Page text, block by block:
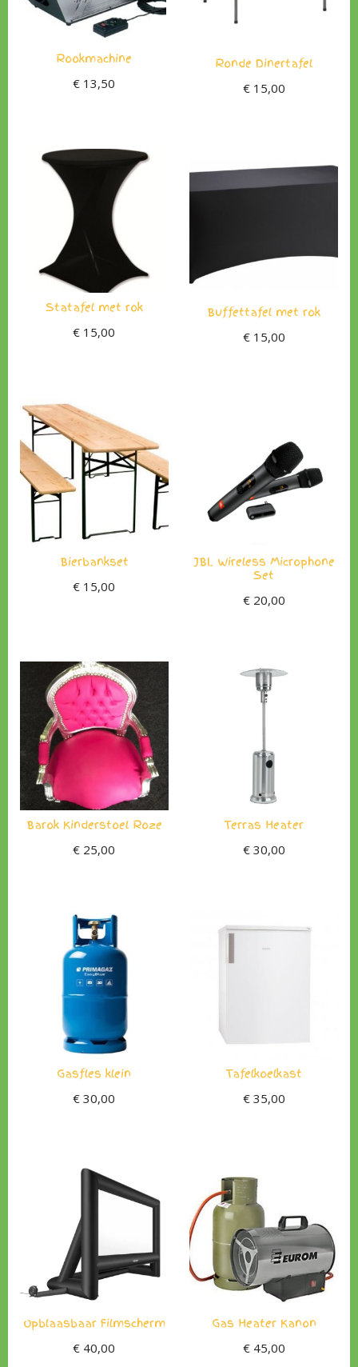
Rookmachine
€ 13,50
Ronde Dinertafel
€15,00
Statafel met rok
€ 15,00
Buffettafel met rok
€15,00
Bierbankset
€ 15,00
JBL Wireless Microphone
Set
€20,00
Barok Kinderstoel Roze
€ 25,00
Terras Heater
€30,00
Gasfles klein
€ 30,00
Tafelkoelkast
€35,00
Opblaasbaar Filmscherm
€ 40,00
Gas Heater Kanon
€45,00